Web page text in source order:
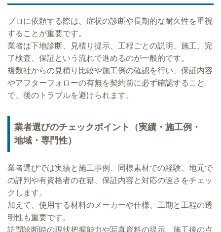
プロに依頼する際は、症状の診断や長期的な耐久性を重視
することが重要です。
業者は下地診断、見積り提示、工程ごとの説明、施工、完
了検査、保証という流れで進めるのが一般的です。
複数社からの見積り比較や施工例の確認を行い、保証内容
やアフターフォローの有無を契約前に必ず確認すること
で、後のトラブルを避けられます。
業者選びのチェックポイント（実績・施工例・
地域・専門性）
業者選びでは実績と施工事例、同様素材での経験、地元で
の評判や有資格者の在籍、保証内容と対応の速さをチェッ
クします。
加えて、使用する材料のメーカーや仕様、工期と工程の透
明性も重要です。
訪問診断時の現状把握能力や写真資料の提示、施工後の点